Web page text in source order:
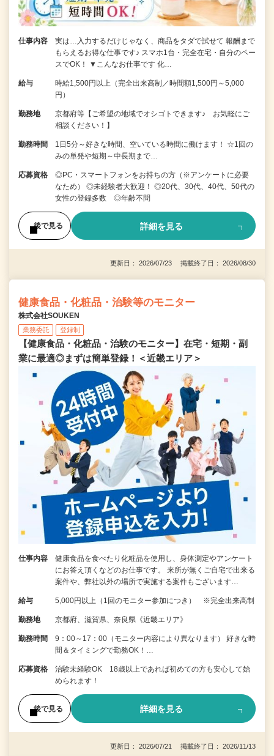
仕事内容
実は…入力するだけじゃなく、商品をタダで試せて 報酬まで
もらえるお得な仕事です♪ スマホ1台・完全在宅・自分のペー
スでOK！ ▼こんなお仕事です 化…
給与
時給1,500円以上（完全出来高制／時間額1,500円～5,000
円）
勤務地
京都府等【ご希望の地域でオシゴトできます♪ お気軽にご
相談ください！】
勤務時間
1日5分～好きな時間、空いている時間に働けます！ ☆1回の
みの単発や短期～中長期まで…
応募資格
◎PC・スマートフォンをお持ちの方（※アンケートに必要
なため） ◎未経験者大歓迎！ ◎20代、30代、40代、50代の
女性の登録多数 ◎年齢不問
後で見る 詳細を見る
更新日： 2026/07/23 掲載終了日： 2026/08/30
健康食品・化粧品・治験等のモニター
株式会社SOUKEN
業務委託 登録制
【健康食品・化粧品・治験のモニター】在宅・短期・副
業に最適◎まずは簡単登録！＜近畿エリア＞
仕事内容
健康食品を食べたり化粧品を使用し、身体測定やアンケート
にお答え頂くなどのお仕事です。 来所が無くご自宅で出来る
案件や、弊社以外の場所で実施する案件もございます…
給与 5,000円以上（1回のモニター参加につき） ※完全出来高制
勤務地 京都府、滋賀県、奈良県《近畿エリア》
勤務時間
9：00～17：00（モニター内容により異なります） 好きな時
間＆タイミングで勤務OK！…
応募資格
治験未経験OK 18歳以上であれば初めての方も安心して始
められます！
後で見る 詳細を見る
更新日： 2026/07/21 掲載終了日： 2026/11/13